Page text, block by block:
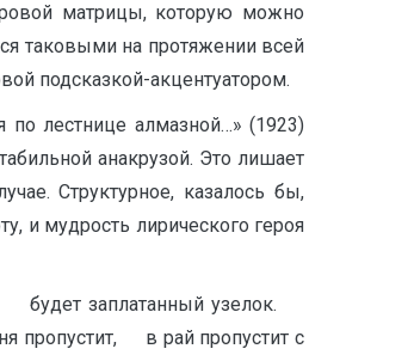
матрицы, которую можно
таковыми на протяжении всей
подсказкой-акцентуатором.
по лестнице алмазной…» (1923)
анакрузой. Это лишает
Структурное, казалось бы,
и мудрость лирического героя
будет заплатанный узелок.
пропустит, в рай пропустит с